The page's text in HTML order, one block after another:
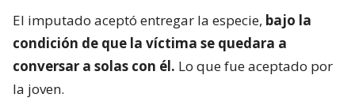
El imputado aceptó entregar la especie, bajo la
condición de que la víctima se quedara a
conversar a solas con él. Lo que fue aceptado por
la joven.